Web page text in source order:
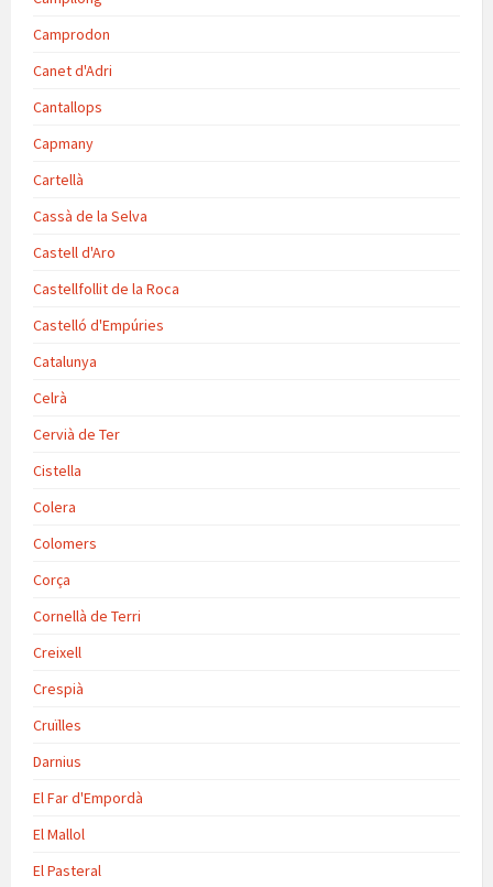
Camprodon
Canet d'Adri
Cantallops
Capmany
Cartellà
Cassà de la Selva
Castell d'Aro
Castellfollit de la Roca
Castelló d'Empúries
Catalunya
Celrà
Cervià de Ter
Cistella
Colera
Colomers
Corça
Cornellà de Terri
Creixell
Crespià
Cruïlles
Darnius
El Far d'Empordà
El Mallol
El Pasteral